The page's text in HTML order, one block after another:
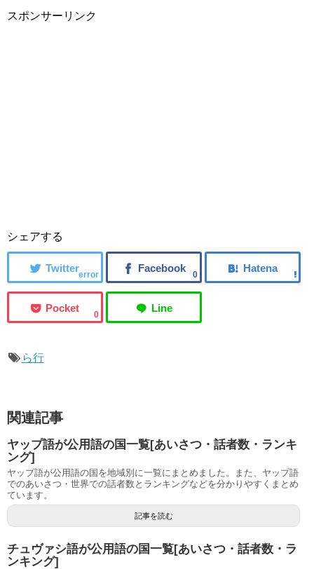
スポンサーリンク
シェアする
error 0
0
ら行
関連記事
ヤップ語が公用語の国一覧[あいさつ・話者数・ランキ
ング]
ヤップ語が公用語の国を地域別に一覧にまとめました。また、ヤップ語
でのあいさつ・世界での話者数とランキングなどを分かりやすくまとめ
ています。
記事を読む
チュヴァシ語が公用語の国一覧[あいさつ・話者数・ラ
ンキング]